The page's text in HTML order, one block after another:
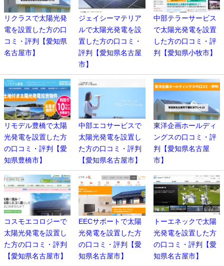
リクラスで太陽光発
電を設置した方の口
コミ・評判【愛知県
名古屋市】
ジェイシーマテリア
ルで太陽光発電を設
置した方の口コミ・
評判【愛知県名古屋
市】
中部テラーサービス
で太陽光発電を設置
した方の口コミ・評
判【愛知県小牧市】
リモデル豊橋で太陽
光発電を設置した方
の口コミ・評判【愛
知県豊橋市】
中部エコサービスで
太陽光発電を設置し
た方の口コミ・評判
【愛知県名古屋市】
東洋企画ホールディ
ングスの口コミ・評
判【愛知県名古屋
市】
コスモエコロジーで
太陽光発電を設置し
た方の口コミ・評判
【愛知県名古屋市】
EECサポートで太陽
光発電を設置した方
の口コミ・評判【愛
知県名古屋市】
トーエネックで太陽
光発電を設置した方
の口コミ・評判【愛
知県名古屋市】